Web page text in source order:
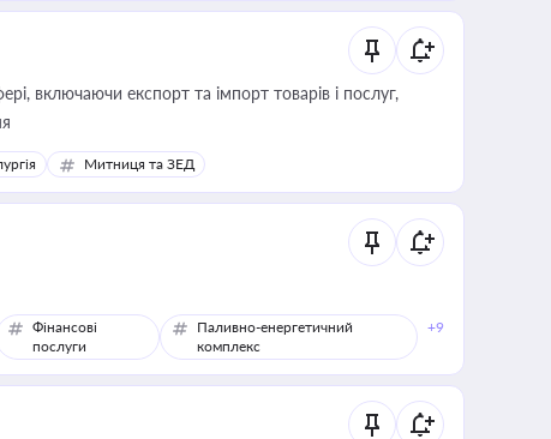
включаючи експорт та імпорт товарів і послуг,
Митниця та ЗЕД
Фінансові
послуги
Паливно-енергетичний
комплекс
+9